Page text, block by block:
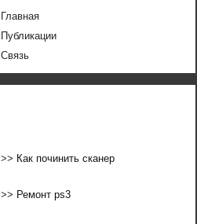
Главная
Публикации
Связь
>> Как починить сканер
>> Ремонт ps3